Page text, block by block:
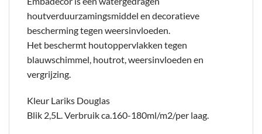
houtverduurzamingsmiddel en decoratieve
bescherming tegen weersinvloeden.
Het beschermt houtoppervlakken tegen
blauwschimmel, houtrot, weersinvloeden en
vergrijzing.
Kleur Lariks Douglas
Blik 2,5L. Verbruik ca.160-180ml/m2/per laag.